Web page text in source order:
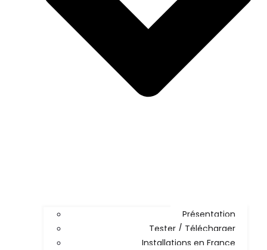
Présentation
Tester / Télécharger
Installations en France